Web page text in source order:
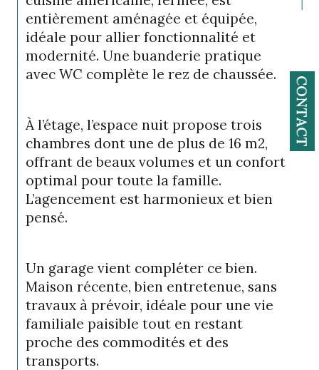
CONTACT
entièrement aménagée et équipée,
idéale pour allier fonctionnalité et
modernité. Une buanderie pratique
avec WC complète le rez de chaussée.
À l’étage, l’espace nuit propose trois
chambres dont une de plus de 16 m2,
offrant de beaux volumes et un confort
optimal pour toute la famille.
L’agencement est harmonieux et bien
pensé.
Un garage vient compléter ce bien.
Maison récente, bien entretenue, sans
travaux à prévoir, idéale pour une vie
familiale paisible tout en restant
proche des commodités et des
transports.